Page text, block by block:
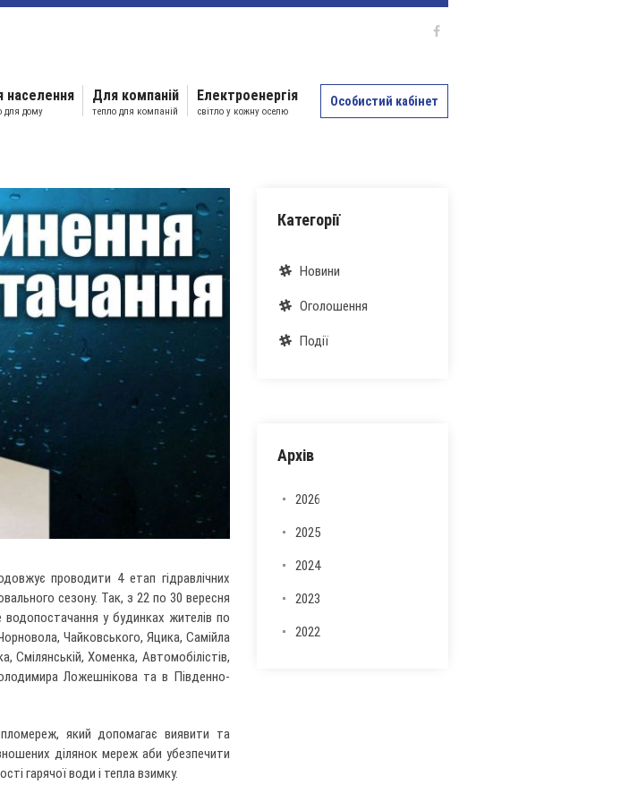
Особистий кабінет
населення
для дому
Для компаній
тепло для компаній
Електроенергія
світло у кожну оселю
проводити 4 етап гідравлічних
сезону. Так, з 22 по 30 вересня
у будинках жителів по
Чайковського, Яцика, Самійла
Смілянській, Хоменка, Автомобілістів,
Ложешнікова та в Південно-
який допомагає виявити та
ділянок мереж аби убезпечити
гарячої води і тепла взимку.
Категорії
Новини
Оголошення
Події
Архів
2026
2025
2024
2023
2022